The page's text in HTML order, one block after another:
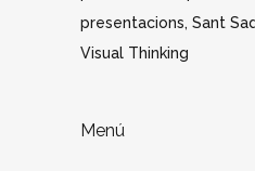
presentacions Sant
Visual Thinking
Menú